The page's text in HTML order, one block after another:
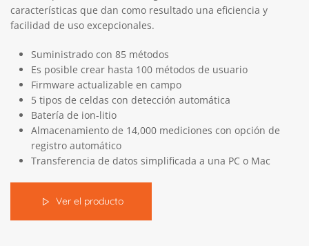
características que dan como resultado una eficiencia y
facilidad de uso excepcionales.
Suministrado con 85 métodos
Es posible crear hasta 100 métodos de usuario
Firmware actualizable en campo
5 tipos de celdas con detección automática
Batería de ion-litio
Almacenamiento de 14,000 mediciones con opción de
registro automático
Transferencia de datos simplificada a una PC o Mac
Ver el producto